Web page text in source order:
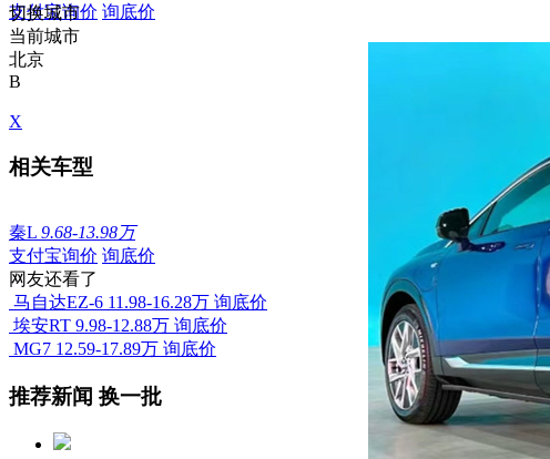
支付宝询价 询底价
切换城市
当前城市
北京
B
X
相关车型
秦L 9.68-13.98万
支付宝询价 询底价
网友还看了
马自达EZ-6 11.98-16.28万 询底价
埃安RT 9.98-12.88万 询底价
MG7 12.59-17.89万 询底价
推荐新闻 换一批